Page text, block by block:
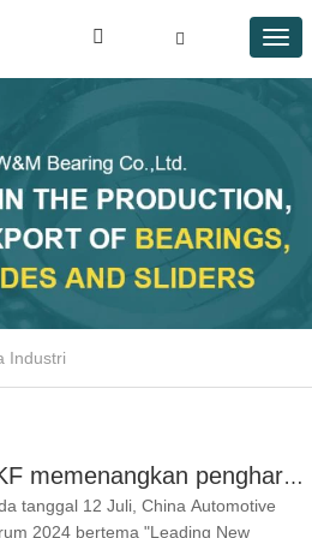
Industri
SKF memenangkan penghargaan 'Pembangunan Ramah Lingkungan', menyoroti tolok ukur baru untuk pembangunan berkelanjutan dalam industri otomotif
tanggal 12 Juli, China Automotive
2024 bertema "Leading New